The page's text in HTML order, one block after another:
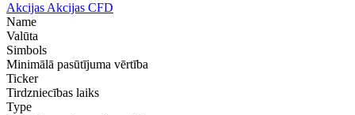
Akcijas Akcijas CFD
Name
Valūta
Simbols
Minimālā pasūtījuma vērtība
Ticker
Tirdzniecības laiks
Type